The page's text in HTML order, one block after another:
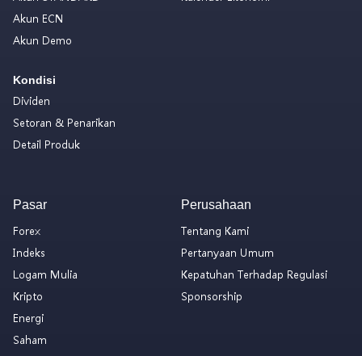
Akun ECN
Akun Demo
Kondisi
Dividen
Setoran & Penarikan
Detail Produk
Pasar
Forex
Indeks
Logam Mulia
Kripto
Energi
Saham
Perusahaan
Tentang Kami
Pertanyaan Umum
Kepatuhan Terhadap Regulasi
Sponsorship